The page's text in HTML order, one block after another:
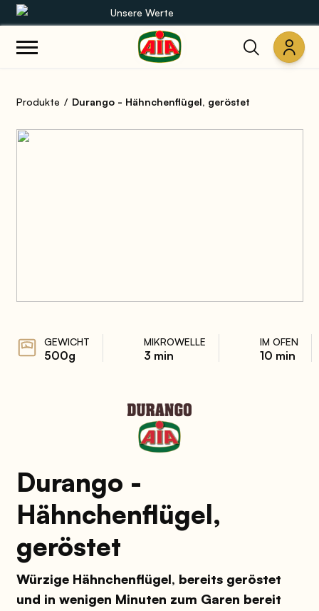
Unsere Werte
Rezepte
Produkte Durango - Hähnchenflügel, geröstet
GEWICHT
500g
MIKROWELLE
3 min
IM OFEN
10 min
Durango -
Hähnchenflügel,
geröstet
Würzige Hähnchenflügel, bereits geröstet
und in wenigen Minuten zum Garen bereit